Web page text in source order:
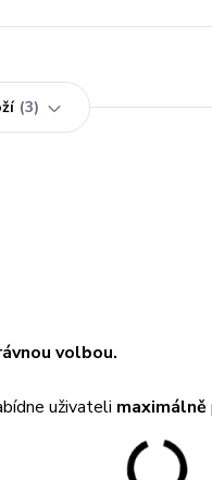
3
volbou.
uživateli maximálně